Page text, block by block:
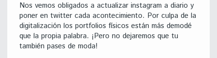
Nos vemos obligados a actualizar instagram a diario y
poner en twitter cada acontecimiento. Por culpa de la
digitalización los portfolios físicos están más demodé
que la propia palabra. ¡Pero no dejaremos que tu
también pases de moda!